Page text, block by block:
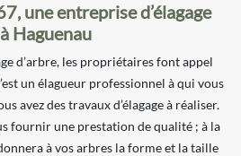
une entreprise d’élagage
Haguenau
d’arbre, les propriétaires font appel
un élagueur professionnel à qui vous
avez des travaux d’élagage à réaliser.
fournir une prestation de qualité ; à la
à vos arbres la forme et la taille